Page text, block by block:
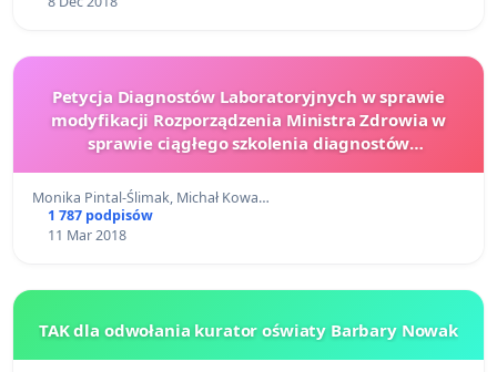
Petycja Diagnostów Laboratoryjnych w sprawie
modyfikacji Rozporządzenia Ministra Zdrowia w
sprawie ciągłego szkolenia diagnostów
Monika Pintal-Ślimak, Michał Kowa…
1 787 podpisów
11 Mar 2018
TAK dla odwołania kurator oświaty Barbary Nowak